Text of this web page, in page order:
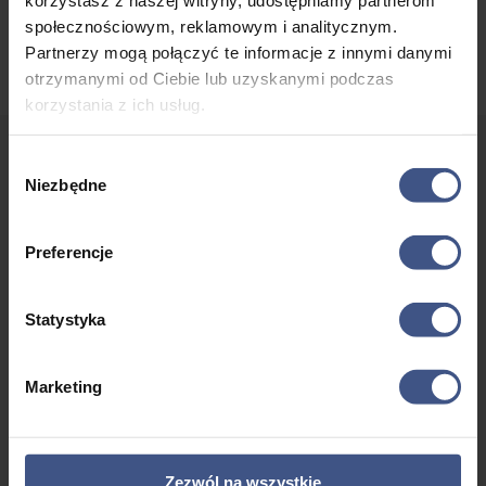
społecznościowym, reklamowym i analitycznym.
Partnerzy mogą połączyć te informacje z innymi danymi
otrzymanymi od Ciebie lub uzyskanymi podczas
korzystania z ich usług.
zgody
Niezbędne
Preferencje
Statystyka
Marketing
Zezwól na wszystkie
Sternik jachtu Sigma 600
Nie przegap szansy na rozwój w dynamicznym
więcej o dostępnych stanowiskach i możliwościach